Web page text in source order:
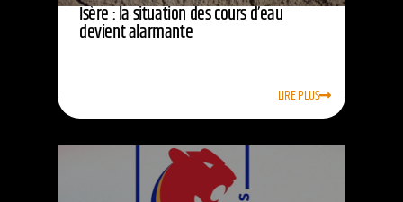
Isère : la situation des cours d’eau
devient alarmante
LIRE PLUS